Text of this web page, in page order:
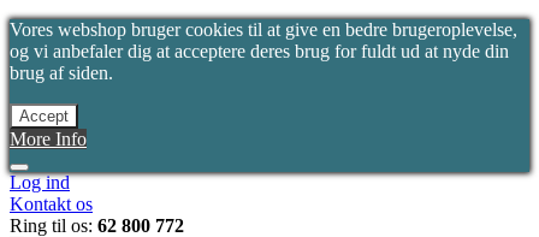
Vores webshop bruger cookies til at give en bedre brugeroplevelse,
og vi anbefaler dig at acceptere deres brug for fuldt ud at nyde din
brug af siden.
Accept
More Info
Log ind
Kontakt os
Ring til os: 62 800 772